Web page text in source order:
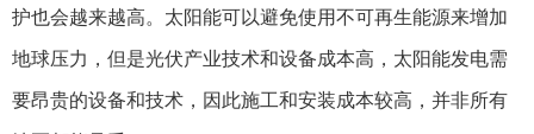
护也会越来越高。太阳能可以避免使用不可再生能源来增加
地球压力，但是光伏产业技术和设备成本高，太阳能发电需
要昂贵的设备和技术，因此施工和安装成本较高，并非所有